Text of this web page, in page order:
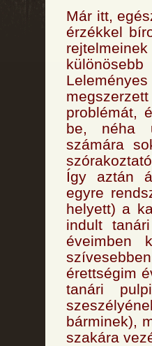
Már itt,
érzékkel
problémát,
be, néha
számára
Így aztán
egyre
helyett) a
indult
éveimben
érettségim
tanári
bárminek),
szakára